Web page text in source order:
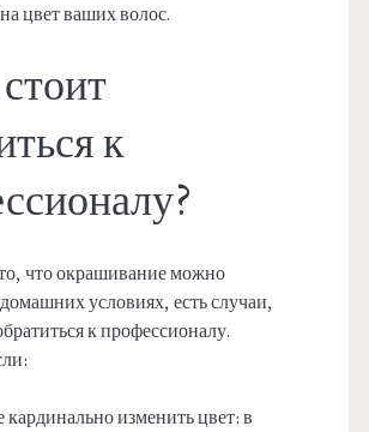
цвет ваших волос.
к
что окрашивание можно
условиях, есть случаи,
к профессионалу.
кардинально изменить цвет: в